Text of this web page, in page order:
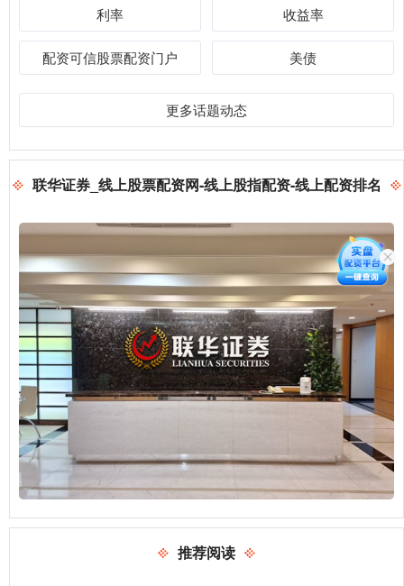
利率 收益率
配资可信股票配资门户 美债
更多话题动态
联华证券_线上股票配资网-线上股指配资-线上配资排名
推荐阅读